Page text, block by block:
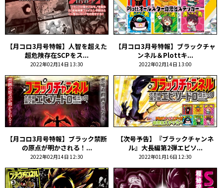
【月コロ3月号特報】人智を超えた
超危険存在SCPをス...
2022年02月14日 13:30
【月コロ3月号特報】ブラックチャ
ンネル＆Plottキ...
2022年02月14日 13:00
【月コロ3月号特報】ブラック禁断
の原点が明かされる！...
2022年02月14日 12:30
【次号予告】『ブラックチャンネ
ル』大長編第2弾エピソ...
2022年01月16日 12:30